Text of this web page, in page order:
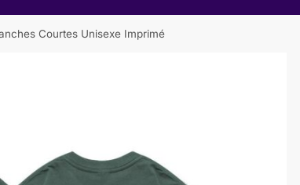
Courtes Unisexe Imprimé